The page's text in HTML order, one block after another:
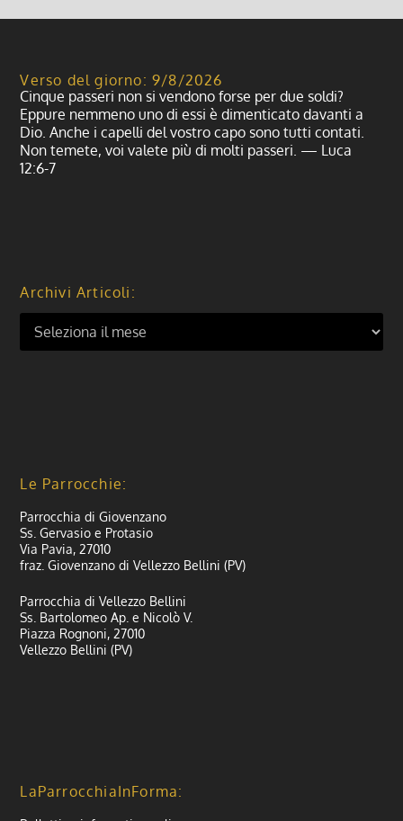
Verso del giorno: 9/8/2026
Cinque passeri non si vendono forse per due soldi?
Eppure nemmeno uno di essi è dimenticato davanti a
Dio. Anche i capelli del vostro capo sono tutti contati.
Non temete, voi valete più di molti passeri. — Luca
12:6-7
Archivi Articoli:
Le Parrocchie:
Parrocchia di Giovenzano
Ss. Gervasio e Protasio
Via Pavia, 27010
fraz. Giovenzano di Vellezzo Bellini (PV)
Parrocchia di Vellezzo Bellini
Ss. Bartolomeo Ap. e Nicolò V.
Piazza Rognoni, 27010
Vellezzo Bellini (PV)
LaParrocchiaInForma: